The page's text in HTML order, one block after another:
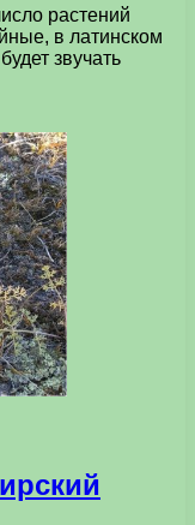
растений
в латинском
звучать